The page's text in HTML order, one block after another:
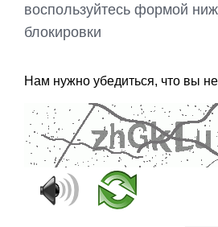
воспользуйтесь формой
блокировки
Нам нужно убедиться, что вы